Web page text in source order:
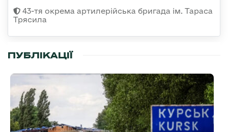
43-тя окрема артилерійська бригада ім. Тараса
Трясила
ПУБЛІКАЦІЇ